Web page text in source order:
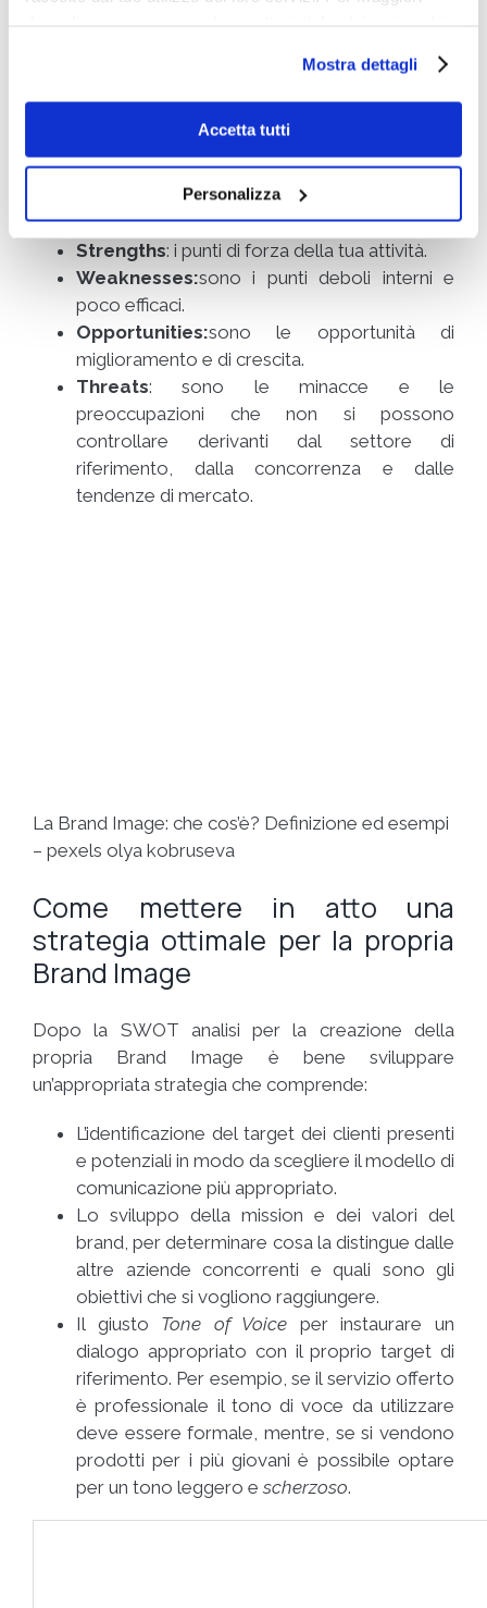
Mostra dettagli
Accetta tutti
Personalizza
Qual è il proprio settore di riferimento e
perché è proprio questo?
per pianificare e individuare i punti di forza e
debolezza del proprio Brand. Nel dettaglio:
Strengths: i punti di forza della tua attività.
Weaknesses:sono i punti deboli interni e
poco efficaci.
Opportunities:sono le opportunità di
miglioramento e di crescita.
Threats: sono le minacce e le
preoccupazioni che non si possono
controllare derivanti dal settore di
riferimento, dalla concorrenza e dalle
tendenze di mercato.
La Brand Image: che cos’è? Definizione ed esempi
– pexels olya kobruseva
Come mettere in atto una
strategia ottimale per la propria
Brand Image
Dopo la SWOT analisi per la creazione della
propria Brand Image è bene sviluppare
un’appropriata strategia che comprende:
L’identificazione del target dei clienti presenti
e potenziali in modo da scegliere il modello di
comunicazione più appropriato.
Lo sviluppo della mission e dei valori del
brand, per determinare cosa la distingue dalle
altre aziende concorrenti e quali sono gli
obiettivi che si vogliono raggiungere.
Il giusto Tone of Voice per instaurare un
dialogo appropriato con il proprio target di
riferimento. Per esempio, se il servizio offerto
è professionale il tono di voce da utilizzare
deve essere formale, mentre, se si vendono
prodotti per i più giovani è possibile optare
per un tono leggero e scherzoso.